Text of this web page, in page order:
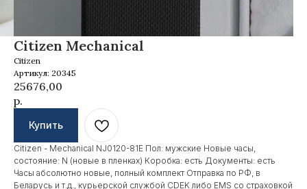
Citizen Mechanical
Citizen
Артикул: 20345
25676,00
р.
Купить
Citizen - Mechanical NJ0120-81E Пол: мужские Новые часы,
состояние: N (новые в пленках) Коробка: есть Документы: есть
Часы абсолютно новые, полный комплект Отправка по РФ, в
Беларусь и т.д., курьерской службой CDEK либо EMS со страховкой
Данный интернет-сайт носит информационный
характер и ни при каких условиях не является
публичной офертой, которая определяется
положениями Статьи 437 (2) Гражданского
кодекса РФ. Для получения подробной
информации о наличии и стоимости указанных
товаров и (или) услуг, пожалуйста, обращайтесь
к нашим менеджерам по средства связи,
указанные на Сайте